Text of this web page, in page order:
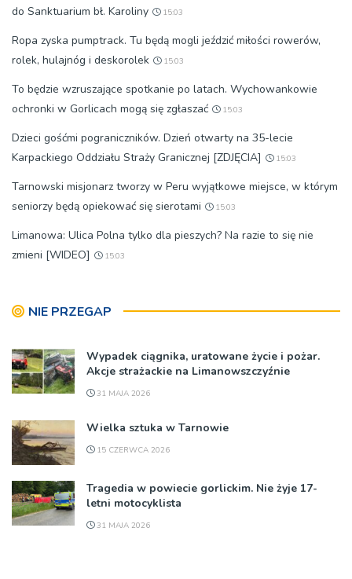
do Sanktuarium bł. Karoliny
15:03
Ropa zyska pumptrack. Tu będą mogli jeździć miłości rowerów,
rolek, hulajnóg i deskorolek
15:03
To będzie wzruszające spotkanie po latach. Wychowankowie
ochronki w Gorlicach mogą się zgłaszać
15:03
Dzieci gośćmi pograniczników. Dzień otwarty na 35-lecie
Karpackiego Oddziału Straży Granicznej [ZDJĘCIA]
15:03
Tarnowski misjonarz tworzy w Peru wyjątkowe miejsce, w którym
seniorzy będą opiekować się sierotami
15:03
Limanowa: Ulica Polna tylko dla pieszych? Na razie to się nie
zmieni [WIDEO]
15:03
NIE PRZEGAP
Wypadek ciągnika, uratowane życie i pożar.
Akcje strażackie na Limanowszczyźnie
31 MAJA 2026
Wielka sztuka w Tarnowie
15 CZERWCA 2026
Tragedia w powiecie gorlickim. Nie żyje 17-
letni motocyklista
31 MAJA 2026